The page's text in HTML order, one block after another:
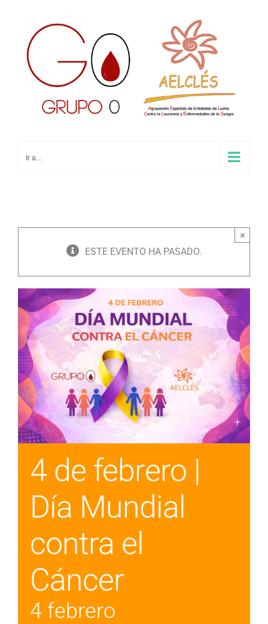
contenido
Ir a...
ESTE EVENTO HA PASADO.
×
4 de febrero |
Día Mundial
contra el
Cáncer
4 febrero